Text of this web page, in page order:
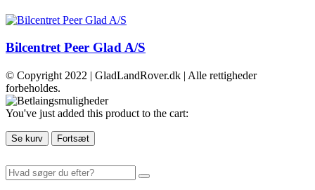
Bilcentret Peer Glad A/S
© Copyright 2022 | GladLandRover.dk | Alle rettigheder
forbeholdes.
You've just added this product to the cart:
Se kurv Fortsæt